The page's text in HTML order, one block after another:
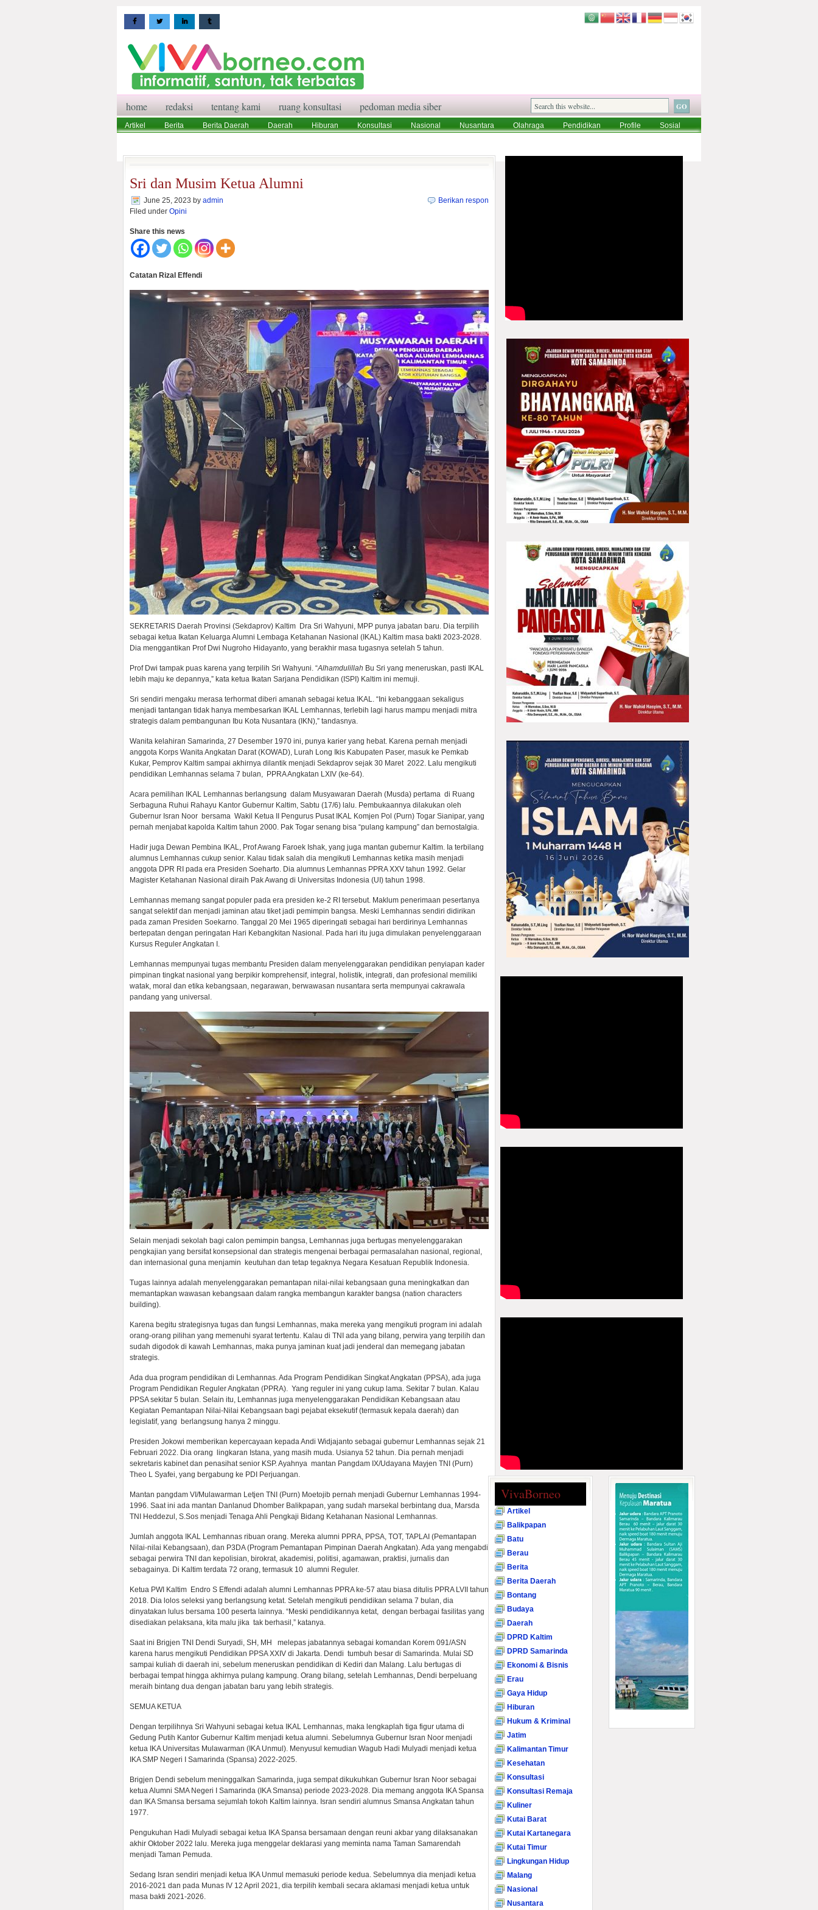
home redaksi tentang kami ruang konsultasi pedoman media siber
Artikel Berita Berita Daerah Daerah Hiburan Konsultasi Nasional Nusantara Olahraga Pendidikan Profile
Sosial
Sri dan Musim Ketua Alumni
June 25, 2023 by admin
Filed under Opini
Berikan respon
Share this news
Catatan Rizal Effendi
SEKRETARIS Daerah Provinsi (Sekdaprov) Kaltim Dra Sri Wahyuni, MPP punya jabatan baru. Dia terpilih
sebagai ketua Ikatan Keluarga Alumni Lembaga Ketahanan Nasional (IKAL) Kaltim masa bakti 2023-2028.
Dia menggantikan Prof Dwi Nugroho Hidayanto, yang berakhir masa tugasnya setelah 5 tahun.
Prof Dwi tampak puas karena yang terpilih Sri Wahyuni. “Alhamdulillah Bu Sri yang meneruskan, pasti IKAL
lebih maju ke depannya,” kata ketua Ikatan Sarjana Pendidikan (ISPI) Kaltim ini memuji.
Sri sendiri mengaku merasa terhormat diberi amanah sebagai ketua IKAL. “Ini kebanggaan sekaligus
menjadi tantangan tidak hanya membesarkan IKAL Lemhannas, terlebih lagi harus mampu menjadi mitra
strategis dalam pembangunan Ibu Kota Nusantara (IKN),” tandasnya.
Wanita kelahiran Samarinda, 27 Desember 1970 ini, punya karier yang hebat. Karena pernah menjadi
anggota Korps Wanita Angkatan Darat (KOWAD), Lurah Long Ikis Kabupaten Paser, masuk ke Pemkab
Kukar, Pemprov Kaltim sampai akhirnya dilantik menjadi Sekdaprov sejak 30 Maret 2022. Lalu mengikuti
pendidikan Lemhannas selama 7 bulan, PPRA Angkatan LXIV (ke-64).
Acara pemilihan IKAL Lemhannas berlangsung dalam Musyawaran Daerah (Musda) pertama di Ruang
Serbaguna Ruhui Rahayu Kantor Gubernur Kaltim, Sabtu (17/6) lalu. Pembukaannya dilakukan oleh
Gubernur Isran Noor bersama Wakil Ketua II Pengurus Pusat IKAL Komjen Pol (Purn) Togar Sianipar, yang
pernah menjabat kapolda Kaltim tahun 2000. Pak Togar senang bisa “pulang kampung” dan bernostalgia.
Hadir juga Dewan Pembina IKAL, Prof Awang Faroek Ishak, yang juga mantan gubernur Kaltim. Ia terbilang
alumnus Lemhannas cukup senior. Kalau tidak salah dia mengikuti Lemhannas ketika masih menjadi
anggota DPR RI pada era Presiden Soeharto. Dia alumnus Lemhannas PPRA XXV tahun 1992. Gelar
Magister Ketahanan Nasional diraih Pak Awang di Universitas Indonesia (UI) tahun 1998.
Lemhannas memang sangat populer pada era presiden ke-2 RI tersebut. Maklum penerimaan pesertanya
sangat selektif dan menjadi jaminan atau tiket jadi pemimpin bangsa. Meski Lemhannas sendiri didirikan
pada zaman Presiden Soekarno. Tanggal 20 Mei 1965 diperingati sebagai hari berdirinya Lemhannas
bertepatan dengan peringatan Hari Kebangkitan Nasional. Pada hari itu juga dimulakan penyelenggaraan
Kursus Reguler Angkatan I.
Lemhannas mempunyai tugas membantu Presiden dalam menyelenggarakan pendidikan penyiapan kader
pimpinan tingkat nasional yang berpikir komprehensif, integral, holistik, integrati, dan profesional memiliki
watak, moral dan etika kebangsaan, negarawan, berwawasan nusantara serta mempunyai cakrawala
pandang yang universal.
Selain menjadi sekolah bagi calon pemimpin bangsa, Lemhannas juga bertugas menyelenggarakan
pengkajian yang bersifat konsepsional dan strategis mengenai berbagai permasalahan nasional, regional,
dan internasional guna menjamin keutuhan dan tetap tegaknya Negara Kesatuan Republik Indonesia.
Tugas lainnya adalah menyelenggarakan pemantapan nilai-nilai kebangsaan guna meningkatkan dan
memantapkan wawasan kebangsaan dalam rangka membangun karakter bangsa (nation characters
building).
Karena begitu strategisnya tugas dan fungsi Lemhannas, maka mereka yang mengikuti program ini adalah
orang-orang pilihan yang memenuhi syarat tertentu. Kalau di TNI ada yang bilang, perwira yang terpilih dan
sudah digodok di kawah Lemhannas, maka punya jaminan kuat jadi jenderal dan memegang jabatan
strategis.
Ada dua program pendidikan di Lemhannas. Ada Program Pendidikan Singkat Angkatan (PPSA), ada juga
Program Pendidikan Reguler Angkatan (PPRA). Yang reguler ini yang cukup lama. Sekitar 7 bulan. Kalau
PPSA sekitar 5 bulan. Selain itu, Lemhannas juga menyelenggarakan Pendidikan Kebangsaan atau
Kegiatan Pemantapan Nilai-Nilai Kebangsaan bagi pejabat eksekutif (termasuk kepala daerah) dan
legislatif, yang berlangsung hanya 2 minggu.
Presiden Jokowi memberikan kepercayaan kepada Andi Widjajanto sebagai gubernur Lemhannas sejak 21
Februari 2022. Dia orang lingkaran Istana, yang masih muda. Usianya 52 tahun. Dia pernah menjadi
sekretaris kabinet dan penasihat senior KSP. Ayahnya mantan Pangdam IX/Udayana Mayjen TNI (Purn)
Theo L Syafei, yang bergabung ke PDI Perjuangan.
Mantan pangdam VI/Mulawarman Letjen TNI (Purn) Moetojib pernah menjadi Gubernur Lemhannas 1994-
1996. Saat ini ada mantan Danlanud Dhomber Balikpapan, yang sudah marsekal berbintang dua, Marsda
TNI Heddezul, S.Sos menjadi Tenaga Ahli Pengkaji Bidang Ketahanan Nasional Lemhannas.
Jumlah anggota IKAL Lemhannas ribuan orang. Mereka alumni PPRA, PPSA, TOT, TAPLAI (Pemantapan
Nilai-nilai Kebangsaan), dan P3DA (Program Pemantapan Pimpinan Daerah Angkatan). Ada yang mengabdi
sebagai perwira TNI dan kepolisian, birokrat, akademisi, politisi, agamawan, praktisi, jurnalis dan
sebagainya. Di Kaltim terdata 72 orang, termasuk 10 alumni Reguler.
Ketua PWI Kaltim Endro S Effendi adalah alumni Lemhannas PPRA ke-57 atau biasa ditulis PPRA LVII tahun
2018. Dia lolos seleksi yang berlangsung ketat. Setelah mengikuti pendidikan selama 7 bulan, dia
dinyatakan lulus bersama 100 peserta lainnya. “Meski pendidikannya ketat, dengan berbagai fasilitas yang
disediakan pelaksana, kita malu jika tak berhasil,” katanya.
Saat ini Brigjen TNI Dendi Suryadi, SH, MH melepas jabatannya sebagai komandan Korem 091/ASN
karena harus mengikuti Pendidikan PPSA XXIV di Jakarta. Dendi tumbuh besar di Samarinda. Mulai SD
sampai kuliah di daerah ini, sebelum meneruskan pendidikan di Kediri dan Malang. Lalu bertugas di
berbagai tempat hingga akhirnya pulang kampung. Orang bilang, setelah Lemhannas, Dendi berpeluang
meraih bintang dua dengan jabatan baru yang lebih strategis.
SEMUA KETUA
Dengan terpilihnya Sri Wahyuni sebagai ketua IKAL Lemhannas, maka lengkaplah tiga figur utama di
Gedung Putih Kantor Gubernur Kaltim menjadi ketua alumni. Sebelumnya Gubernur Isran Noor menjadi
ketua IKA Universitas Mulawarman (IKA Unmul). Menyusul kemudian Wagub Hadi Mulyadi menjadi ketua
IKA SMP Negeri I Samarinda (Spansa) 2022-2025.
Brigjen Dendi sebelum meninggalkan Samarinda, juga sempat dikukuhkan Gubernur Isran Noor sebagai
ketua Alumni SMA Negeri I Samarinda (IKA Smansa) periode 2023-2028. Dia memang anggota IKA Spansa
dan IKA Smansa bersama sejumlah tokoh Kaltim lainnya. Isran sendiri alumnus Smansa Angkatan tahun
1977.
Pengukuhan Hadi Mulyadi sebagai ketua IKA Spansa bersamaan dengan reuni akbar yang dilaksanakan
akhir Oktober 2022 lalu. Mereka juga menggelar deklarasi yang meminta nama Taman Samarendah
menjadi Taman Pemuda.
Sedang Isran sendiri menjadi ketua IKA Unmul memasuki periode kedua. Sebelumnya dia menjadi ketua
2016-2021 dan pada Munas IV 12 April 2021, dia terpilih kembali secara aklamasi menjadi ketua untuk
masa bakti 2021-2026.
VivaBorneo
Artikel
Balikpapan
Batu
Berau
Berita
Berita Daerah
Bontang
Budaya
Daerah
DPRD Kaltim
DPRD Samarinda
Ekonomi & Bisnis
Erau
Gaya Hidup
Hiburan
Hukum & Kriminal
Jatim
Kalimantan Timur
Kesehatan
Konsultasi
Konsultasi Remaja
Kuliner
Kutai Barat
Kutai Kartanegara
Kutai Timur
Lingkungan Hidup
Malang
Nasional
Nusantara